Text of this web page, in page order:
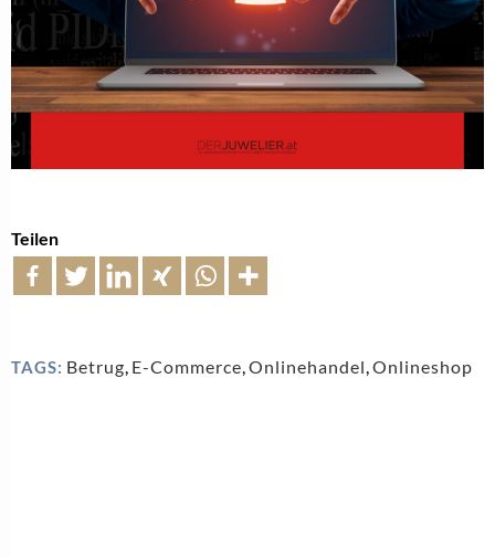
Teilen
TAGS: Betrug, E-Commerce,Onlinehandel,Onlineshop